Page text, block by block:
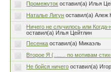
Промежуток оставил(а) Илья
Наталье Лигун оставил(а) Алеж
Ничего не случилось или
оставил(а) Илья Цейтлин
Песенка оставил(а) Микаэль
Второе Я (........ по мотивам
Не бойся ничего оставил(а)